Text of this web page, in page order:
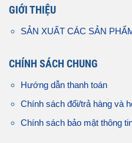
GIỚI THIỆU
SẢN XUẤT CÁC SẢN
CHÍNH SÁCH CHUNG
Hướng dẫn thanh toán
Chính sách đổi/trả hàng và
Chính sách bảo mật thông